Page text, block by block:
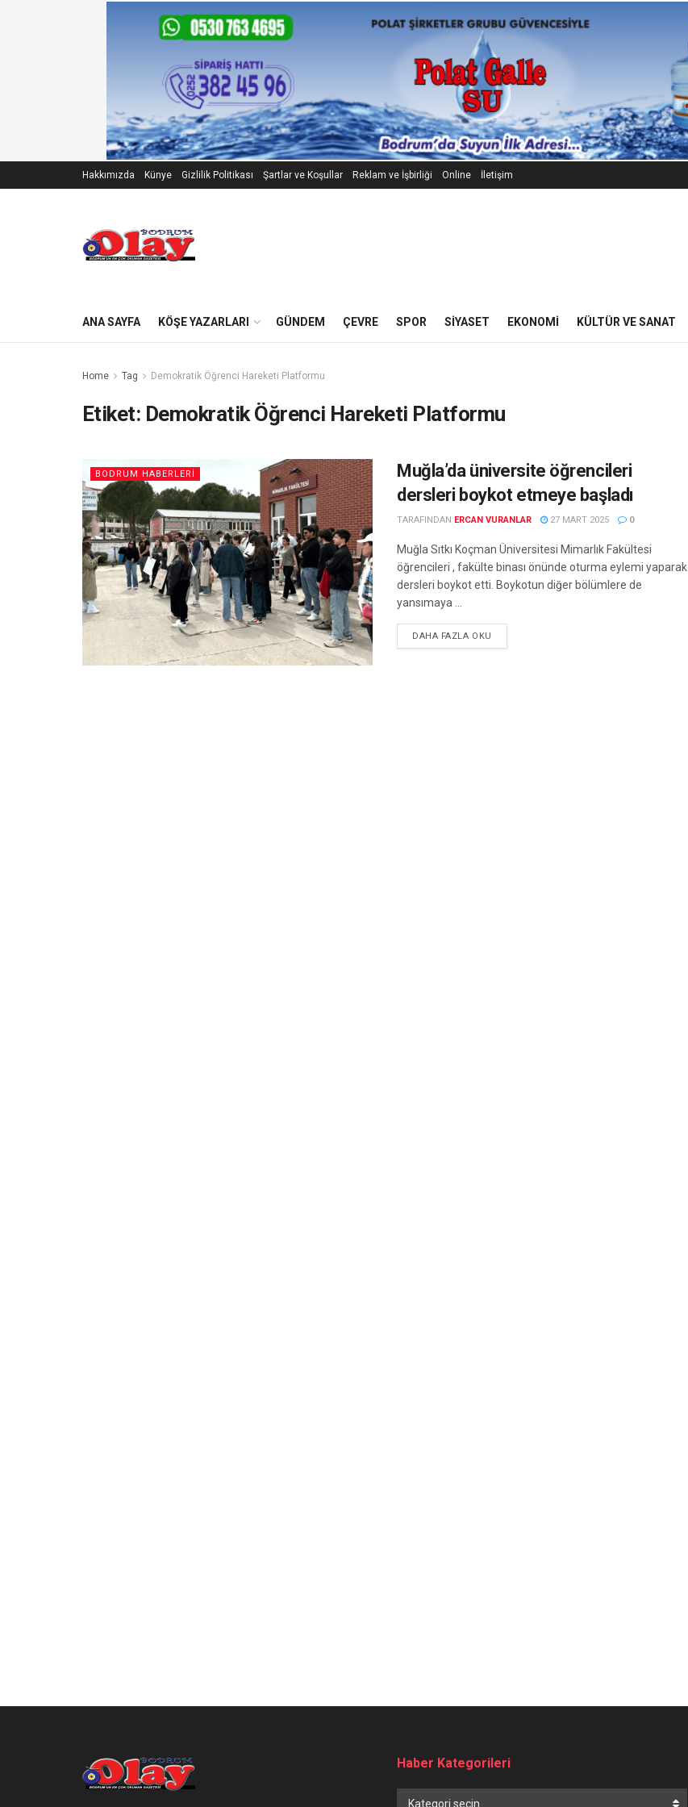
Hakkımızda Künye Gizlilik Politikası Şartlar ve Koşullar Reklam ve İşbirliği Online İletişim
ANA SAYFA KÖŞE YAZARLARI GÜNDEM ÇEVRE SPOR SIYASET EKONOMI KÜLTÜR VE SANAT
Home Tag Demokratik Öğrenci Hareketi Platformu
Etiket: Demokratik Öğrenci Hareketi Platformu
BODRUM HABERLERI
Muğla’da üniversite öğrencileri
dersleri boykot etmeye başladı
TARAFINDAN ERCAN VURANLAR 27 MART 2025 0
Muğla Sıtkı Koçman Üniversitesi Mimarlık Fakültesi
öğrencileri , fakülte binası önünde oturma eylemi yaparak
dersleri boykot etti. Boykotun diğer bölümlere de
yansımaya ...
DAHA FAZLA OKU
Haber Kategorileri
Haber
Kategori seçin